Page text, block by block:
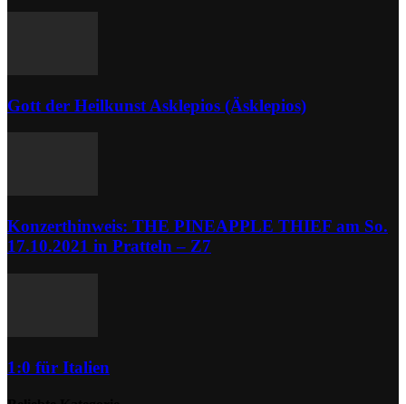
Gott der Heilkunst Asklepios (Äsklepios)
Konzerthinweis: THE PINEAPPLE THIEF am So.
17.10.2021 in Pratteln – Z7
1:0 für Italien